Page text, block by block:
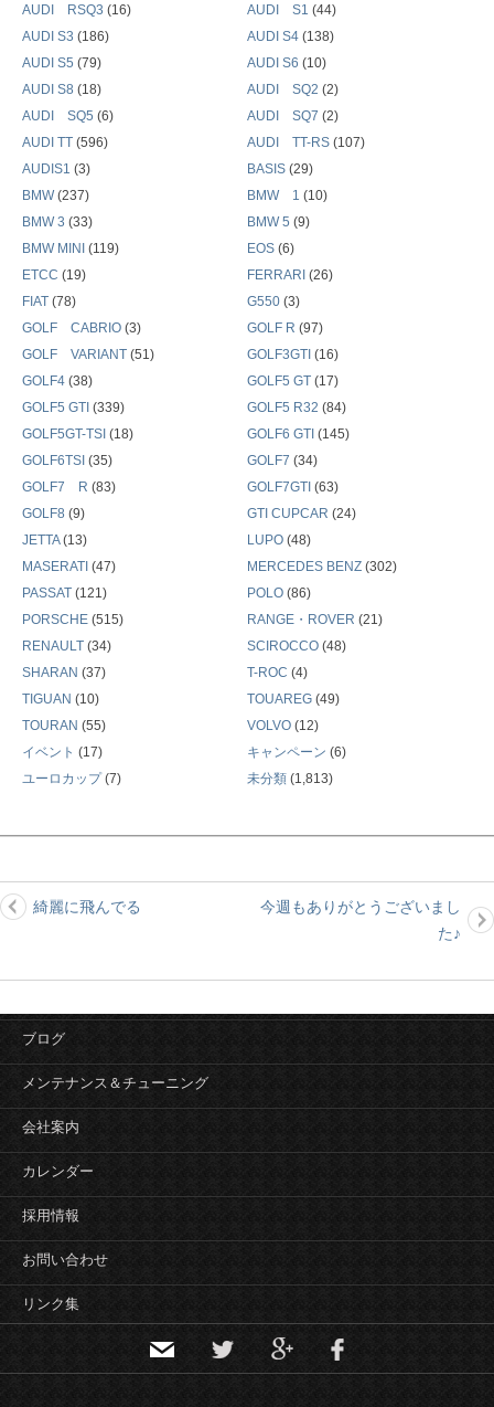
AUDI RSQ3 (16) AUDI S1 (44)
AUDI S3 (186) AUDI S4(138)
AUDI S5 (79) AUDI S6 (10)
AUDI S8 (18) AUDI SQ2 (2)
AUDI SQ5 (6) AUDI SQ7 (2)
AUDI TT (596) AUDI TT-RS(107)
AUDIS1 (3) BASIS(29)
BMW(237) BMW 1 (10)
BMW 3 (33) BMW 5 (9)
BMW MINI (119) EOS(6)
ETCC (19) FERRARI(26)
FIAT (78) G550(3)
GOLF CABRIO (3) GOLF R (97)
GOLF VARIANT (51) GOLF3GTI(16)
GOLF4 (38) GOLF5 GT(17)
GOLF5 GTI (339) GOLF5 R32 (84)
GOLF5GT-TSI (18) GOLF6 GTI(145)
GOLF6TSI (35) GOLF7 (34)
GOLF7 R (83) GOLF7GTI(63)
GOLF8 (9) GTI CUPCAR (24)
JETTA(13) LUPO(48)
MASERATI (47) MERCEDES BENZ(302)
PASSAT (121) POLO(86)
PORSCHE (515) RANGE・ROVER (21)
RENAULT (34) SCIROCCO(48)
SHARAN (37) T-ROC (4)
TIGUAN (10) TOUAREG(49)
TOURAN (55) VOLVO(12)
イベント (17) キャンペーン (6)
ユーロカップ(7) 未分類(1,813)
投
ナ
ゲ
ー
シ
ョ
ン
綺麗に飛んでる
今週もありがとうございまし
た♪
ブログ
メンテナンス＆チューニング
会社案内
カレンダー
採用情報
お問い合わせ
リンク集